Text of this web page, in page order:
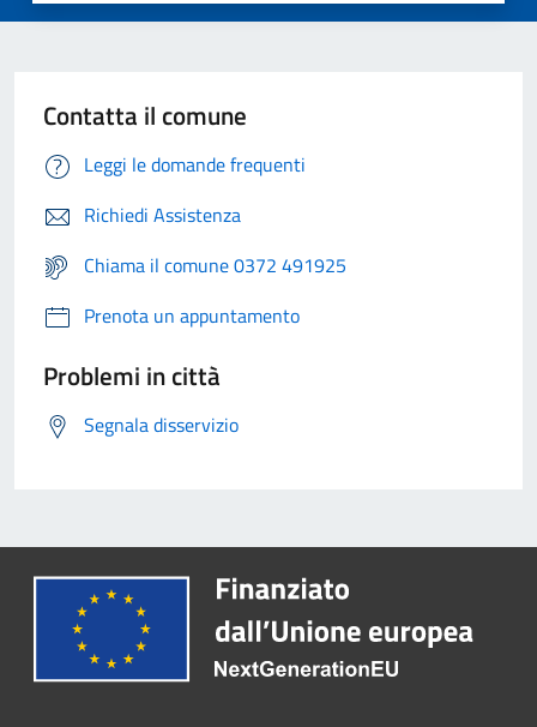
Contatta il comune
Leggi le domande frequenti
Richiedi Assistenza
Chiama il comune 0372 491925
Prenota un appuntamento
Problemi in città
Segnala disservizio